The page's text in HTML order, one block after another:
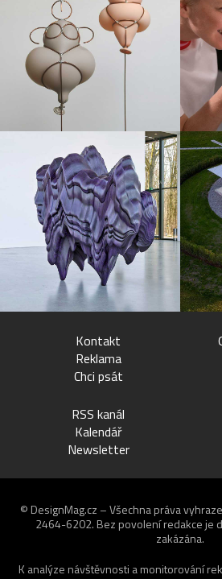
Kontakt
Reklama
Chci psát
RSS kanál
Kalendář
Newsletter
© DesignMag.cz – Všechna práva
2464-6202. Bez povolení redakce je
zakázána.
K analýze návštěvnosti a monitorování